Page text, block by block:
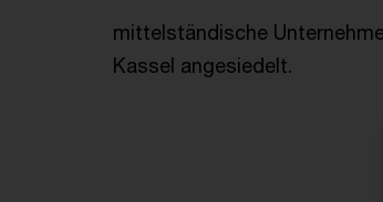
mittelständische
Kassel angesiedelt.